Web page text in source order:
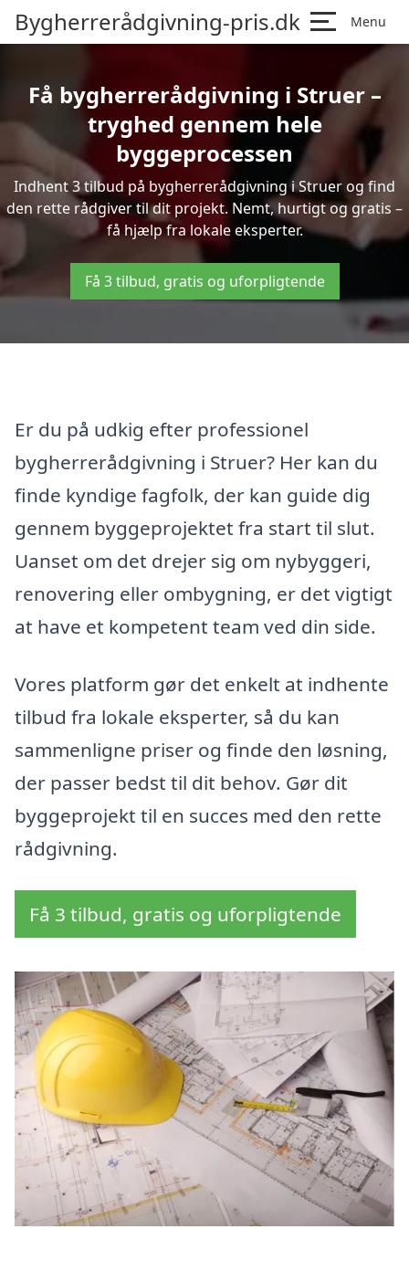
Bygherrerådgivning-pris.dk Menu
Få bygherrerådgivning i Struer –
tryghed gennem hele
byggeprocessen
Indhent 3 tilbud på bygherrerådgivning i Struer og find
den rette rådgiver til dit projekt. Nemt, hurtigt og gratis –
få hjælp fra lokale eksperter.
Få 3 tilbud, gratis og uforpligtende
Er du på udkig efter professionel
bygherrerådgivning i Struer? Her kan du
finde kyndige fagfolk, der kan guide dig
gennem byggeprojektet fra start til slut.
Uanset om det drejer sig om nybyggeri,
renovering eller ombygning, er det vigtigt
at have et kompetent team ved din side.
Vores platform gør det enkelt at indhente
tilbud fra lokale eksperter, så du kan
sammenligne priser og finde den løsning,
der passer bedst til dit behov. Gør dit
byggeprojekt til en succes med den rette
rådgivning.
Få 3 tilbud, gratis og uforpligtende